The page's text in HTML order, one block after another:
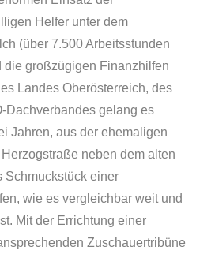
Helfer unter dem
(über 7.500 Arbeitsstunden
die großzügigen Finanzhilfen
Landes Oberösterreich, des
Dachverbandes gelang es
Jahren, aus der ehemaligen
neben dem alten
Schmuckstück einer
wie es vergleichbar weit und
Mit der Errichtung einer
Zuschauertribüne